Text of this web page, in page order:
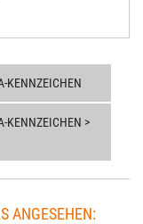
KENNZEICHEN
> W
ANGESEHEN: